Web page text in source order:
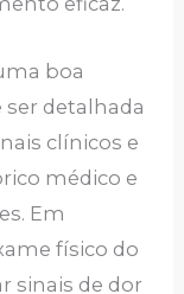
boa
ser detalhada
clínicos e
médico e
Em
físico do
sinais de dor